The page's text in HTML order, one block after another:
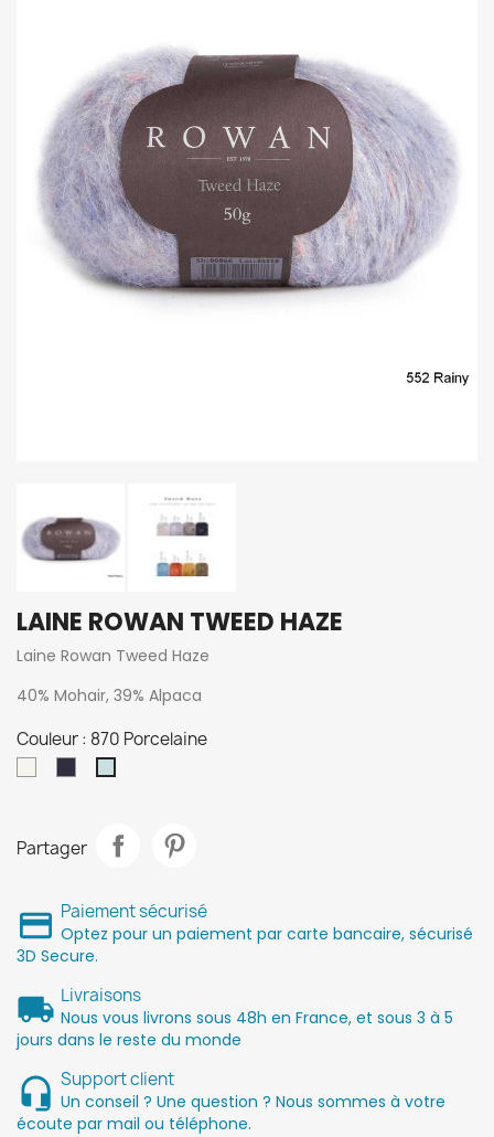
LAINE ROWAN TWEED HAZE
Laine Rowan Tweed Haze
40% Mohair, 39% Alpaca
Couleur : 870 Porcelaine
Partager
Paiement sécurisé
Optez pour un paiement par carte bancaire, sécurisé
3D Secure.
Livraisons
Nous vous livrons sous 48h en France, et sous 3 à 5
jours dans le reste du monde
Support client
Un conseil ? Une question ? Nous sommes à votre
écoute par mail ou téléphone.